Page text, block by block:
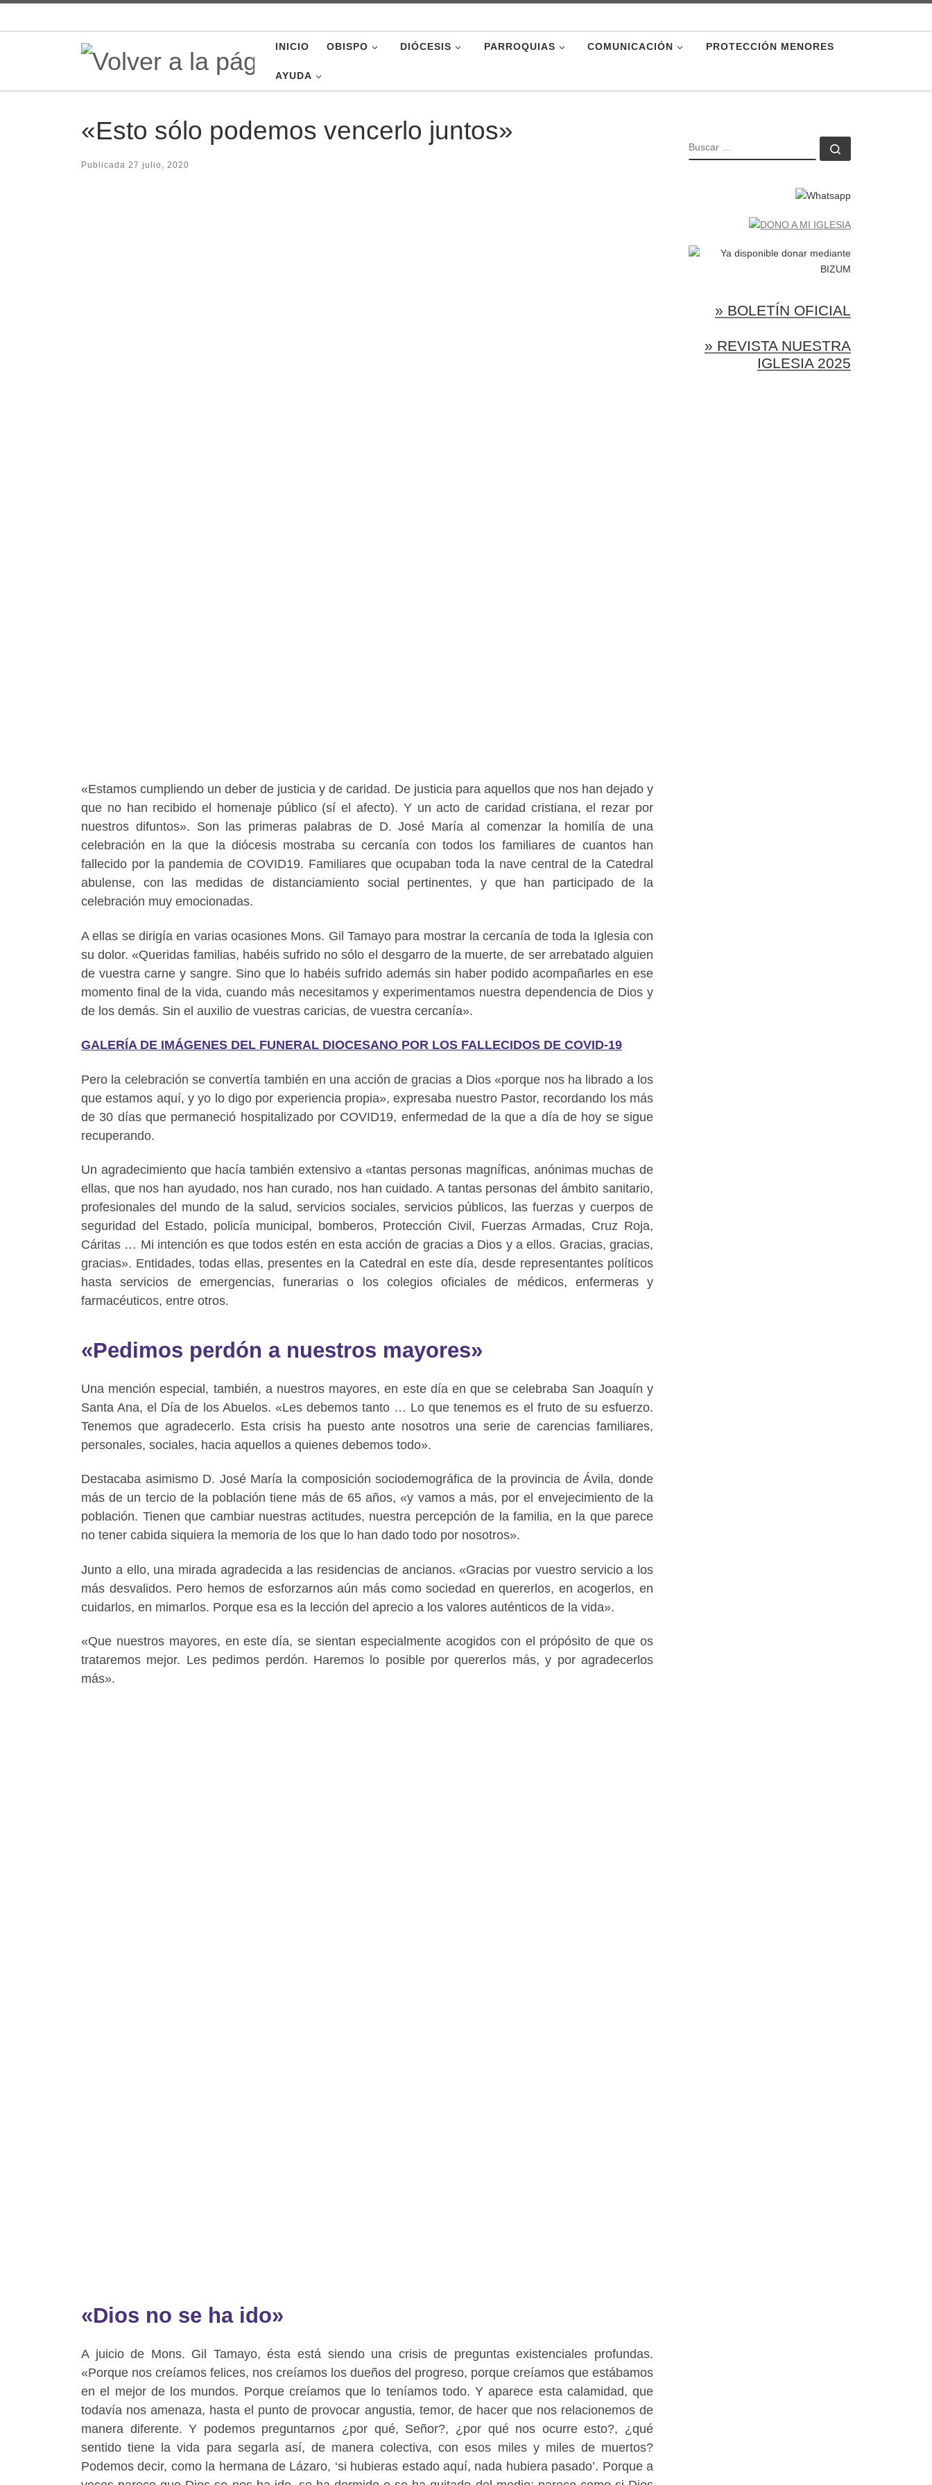
INICIO OBISPO DIÓCESIS PARROQUIAS COMUNICACIÓN PROTECCIÓN MENORES
AYUDA
«Esto sólo podemos vencerlo juntos»
Publicada 27 julio, 2020
«Estamos cumpliendo un deber de justicia y de caridad. De justicia para aquellos que nos han dejado y
que no han recibido el homenaje público (sí el afecto). Y un acto de caridad cristiana, el rezar por
nuestros difuntos». Son las primeras palabras de D. José María al comenzar la homilía de una
celebración en la que la diócesis mostraba su cercanía con todos los familiares de cuantos han
fallecido por la pandemia de COVID19. Familiares que ocupaban toda la nave central de la Catedral
abulense, con las medidas de distanciamiento social pertinentes, y que han participado de la
celebración muy emocionadas.
A ellas se dirigía en varias ocasiones Mons. Gil Tamayo para mostrar la cercanía de toda la Iglesia con
su dolor. «Queridas familias, habéis sufrido no sólo el desgarro de la muerte, de ser arrebatado alguien
de vuestra carne y sangre. Sino que lo habéis sufrido además sin haber podido acompañarles en ese
momento final de la vida, cuando más necesitamos y experimentamos nuestra dependencia de Dios y
de los demás. Sin el auxilio de vuestras caricias, de vuestra cercanía».
GALERÍA DE IMÁGENES DEL FUNERAL DIOCESANO POR LOS FALLECIDOS DE COVID-19
Pero la celebración se convertía también en una acción de gracias a Dios «porque nos ha librado a los
que estamos aquí, y yo lo digo por experiencia propia», expresaba nuestro Pastor, recordando los más
de 30 días que permaneció hospitalizado por COVID19, enfermedad de la que a día de hoy se sigue
recuperando.
Un agradecimiento que hacía también extensivo a «tantas personas magníficas, anónimas muchas de
ellas, que nos han ayudado, nos han curado, nos han cuidado. A tantas personas del ámbito sanitario,
profesionales del mundo de la salud, servicios sociales, servicios públicos, las fuerzas y cuerpos de
seguridad del Estado, policía municipal, bomberos, Protección Civil, Fuerzas Armadas, Cruz Roja,
Cáritas … Mi intención es que todos estén en esta acción de gracias a Dios y a ellos. Gracias, gracias,
gracias». Entidades, todas ellas, presentes en la Catedral en este día, desde representantes políticos
hasta servicios de emergencias, funerarias o los colegios oficiales de médicos, enfermeras y
farmacéuticos, entre otros.
«Pedimos perdón a nuestros mayores»
Una mención especial, también, a nuestros mayores, en este día en que se celebraba San Joaquín y
Santa Ana, el Día de los Abuelos. «Les debemos tanto … Lo que tenemos es el fruto de su esfuerzo.
Tenemos que agradecerlo. Esta crisis ha puesto ante nosotros una serie de carencias familiares,
personales, sociales, hacia aquellos a quienes debemos todo».
Destacaba asimismo D. José María la composición sociodemográfica de la provincia de Ávila, donde
más de un tercio de la población tiene más de 65 años, «y vamos a más, por el envejecimiento de la
población. Tienen que cambiar nuestras actitudes, nuestra percepción de la familia, en la que parece
no tener cabida siquiera la memoria de los que lo han dado todo por nosotros».
Junto a ello, una mirada agradecida a las residencias de ancianos. «Gracias por vuestro servicio a los
más desvalidos. Pero hemos de esforzarnos aún más como sociedad en quererlos, en acogerlos, en
cuidarlos, en mimarlos. Porque esa es la lección del aprecio a los valores auténticos de la vida».
«Que nuestros mayores, en este día, se sientan especialmente acogidos con el própósito de que os
trataremos mejor. Les pedimos perdón. Haremos lo posible por quererlos más, y por agradecerlos
más».
«Dios no se ha ido»
A juicio de Mons. Gil Tamayo, ésta está siendo una crisis de preguntas existenciales profundas.
«Porque nos creíamos felices, nos creíamos los dueños del progreso, porque creíamos que estábamos
en el mejor de los mundos. Porque creíamos que lo teníamos todo. Y aparece esta calamidad, que
todavía nos amenaza, hasta el punto de provocar angustia, temor, de hacer que nos relacionemos de
manera diferente. Y podemos preguntarnos ¿por qué, Señor?, ¿por qué nos ocurre esto?, ¿qué
sentido tiene la vida para segarla así, de manera colectiva, con esos miles y miles de muertos?
Podemos decir, como la hermana de Lázaro, ‘si hubieras estado aquí, nada hubiera pasado’. Porque a
BUSCAR
» BOLETÍN OFICIAL
» REVISTA NUESTRA
IGLESIA 2025